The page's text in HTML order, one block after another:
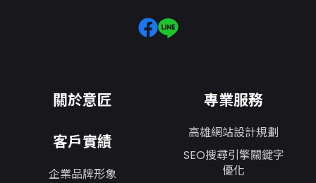
關於意匠
客戶實績
企業品牌形象
專業服務
高雄網站設計規劃
SEO搜尋引擎關鍵字
優化